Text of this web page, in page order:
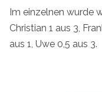
Im einzelnen wurde
Christian 1 aus 3,
aus 1, Uwe 0,5 aus 3.